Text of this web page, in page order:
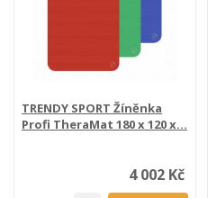
TRENDY SPORT Žíněnka
Profi TheraMat 180 x 120 x...
4 002 Kč